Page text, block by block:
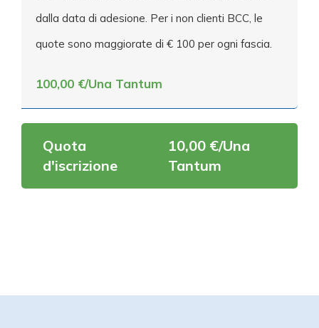
dalla data di adesione. Per i non clienti BCC, le
quote sono maggiorate di € 100 per ogni fascia.
100,00 €/Una Tantum
Quota
d'iscrizione
10,00 €/Una
Tantum